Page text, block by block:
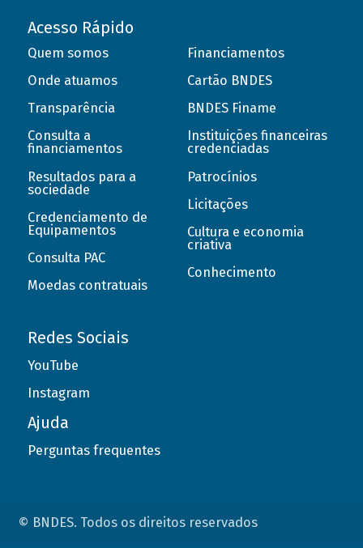
Acesso Rápido
Quem somos
Onde atuamos
Transparência
Consulta a
financiamentos
Resultados para a
sociedade
Credenciamento de
Equipamentos
Consulta PAC
Moedas contratuais
Financiamentos
Cartão BNDES
BNDES Finame
Instituições financeiras
credenciadas
Patrocínios
Licitações
Cultura e economia
criativa
Conhecimento
Redes Sociais
YouTube
Instagram
Ajuda
Perguntas frequentes
© BNDES. Todos os direitos reservados